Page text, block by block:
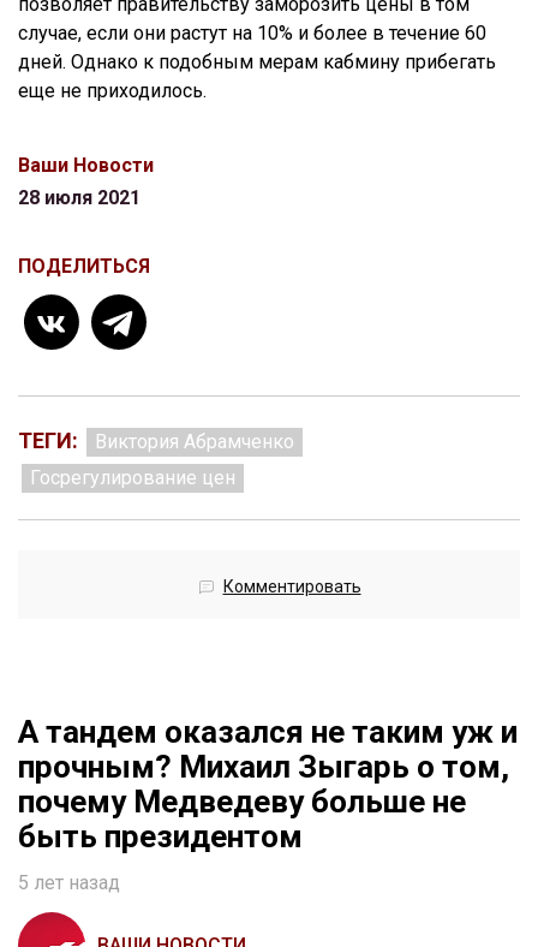
случае, если они растут на 10% и более в течение 60
дней. Однако к подобным мерам кабмину прибегать
еще не приходилось.
Ваши Новости
28 июля 2021
ПОДЕЛИТЬСЯ
ТЕГИ:
Виктория Абрамченко
Госрегулирование цен
Комментировать
А тандем оказался не таким уж и
прочным? Михаил Зыгарь о том,
почему Медведеву больше не
быть президентом
5 лет назад